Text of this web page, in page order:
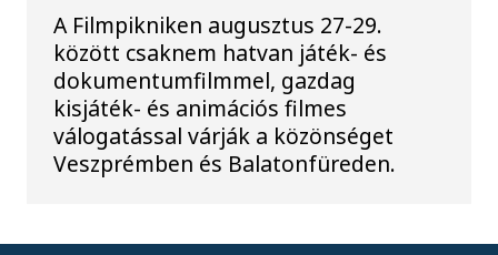
A Filmpikniken augusztus 27-29.
között csaknem hatvan játék- és
dokumentumfilmmel, gazdag
kisjáték- és animációs filmes
válogatással várják a közönséget
Veszprémben és Balatonfüreden.